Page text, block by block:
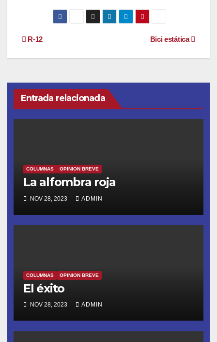
Navegación
de
entradas
Bici estática
R-12
Entrada relacionada
COLUMNAS OPINION BREVE
La alfombra roja
NOV 28, 2023 ADMIN
COLUMNAS OPINION BREVE
El éxito
NOV 28, 2023 ADMIN